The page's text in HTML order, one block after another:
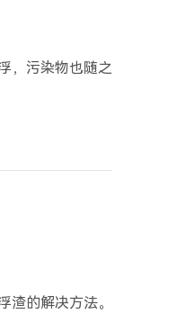
，污染物也随之
渣的解决方法。